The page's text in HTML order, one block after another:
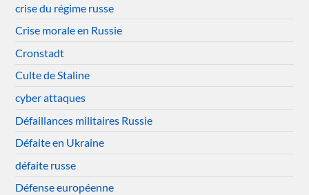
crise du régime russe
Crise morale en Russie
Cronstadt
Culte de Staline
cyber attaques
Défaillances militaires Russie
Défaite en Ukraine
défaite russe
Défense européenne